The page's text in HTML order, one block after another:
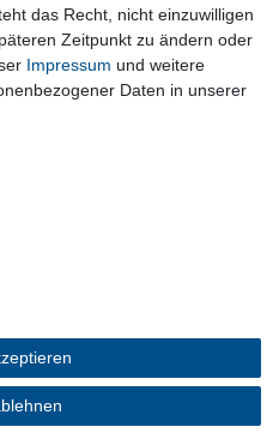
DatenschutzerklärungAGB
und Kosten
das Recht, nicht einzuwilligen
Zeitpunkt zu ändern oder
Impressum und weitere
Daten in unserer